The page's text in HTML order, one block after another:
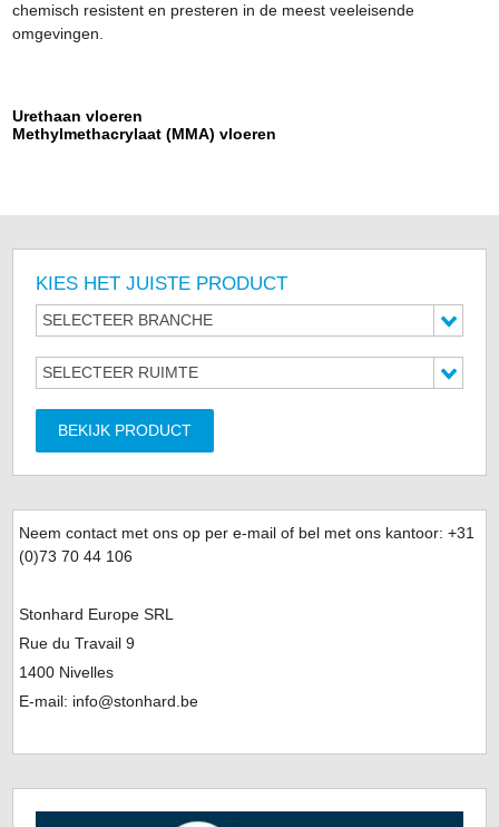
chemisch resistent en presteren in de meest veeleisende
omgevingen.
Urethaan vloeren
Methylmethacrylaat (MMA) vloeren
KIES HET JUISTE PRODUCT
SELECTEER BRANCHE
SELECTEER RUIMTE
BEKIJK PRODUCT
Neem contact met ons op per e-mail of bel met ons kantoor: +31
(0)73 70 44 106
Stonhard Europe SRL
Rue du Travail 9
1400 Nivelles
E-mail: info@stonhard.be